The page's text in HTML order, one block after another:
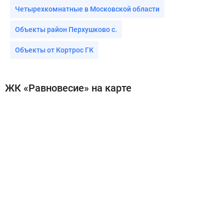
Четырехкомнатные в Московской области
Объекты район Перхушково с.
Объекты от Кортрос ГК
ЖК «Равновесие» на карте